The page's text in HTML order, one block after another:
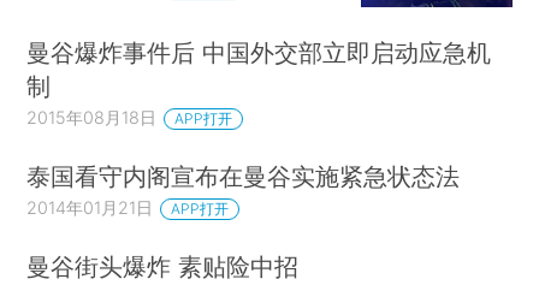
曼谷爆炸事件后 中国外交部立即启动应急机
制
2015年08月18日 APP打开
泰国看守内阁宣布在曼谷实施紧急状态法
2014年01月21日 APP打开
曼谷街头爆炸 素贴险中招